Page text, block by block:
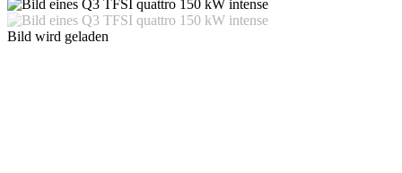
Bild wird geladen